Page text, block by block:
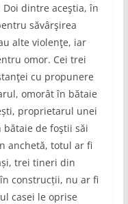
dintre aceştia, în
săvârşirea
alte violenţe, iar
omor. Cei trei
cu propunere
omorât în bătaie
proprietarul unei
bătaie de foştii săi
anchetă, totul ar fi
trei tineri din
construcții, nu ar fi
casei le oprise